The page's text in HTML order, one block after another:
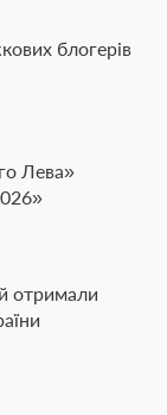
блогерів
Лева»
отримали